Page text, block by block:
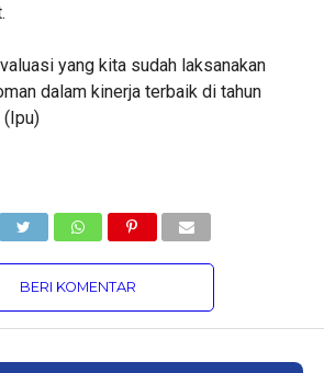
yang kita sudah laksanakan
dalam kinerja terbaik di tahun
(Ipu)
BERI KOMENTAR